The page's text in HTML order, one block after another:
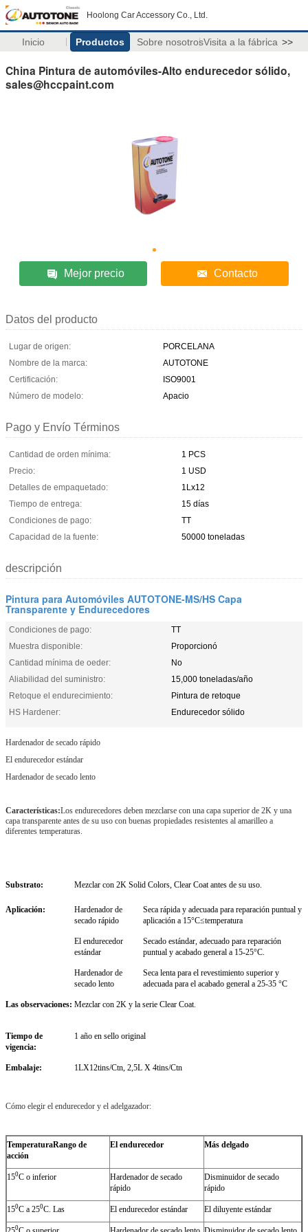
Hoolong Car Accessory Co., Ltd.
Inicio Productos Sobre nosotrosVisita a la fábrica >>
China Pintura de automóviles-Alto endurecedor sólido,
sales@hccpaint.com
Mejor precio Contacto
Datos del producto
Lugar de origen:
PORCELANA
Nombre de la marca:
AUTOTONE
Certificación:
ISO9001
Número de modelo:
Apacio
Pago y Envío Términos
Cantidad de orden mínima:
1 PCS
Precio:
1 USD
Detalles de empaquetado:
1Lx12
Tiempo de entrega:
15 días
Condiciones de pago:
TT
Capacidad de la fuente:
50000 toneladas
descripción
Pintura para Automóviles AUTOTONE-MS/HS Capa
Transparente y Endurecedores
Condiciones de pago:
TT
Muestra disponible:
Proporcionó
Cantidad mínima de oeder:
No
Aliabilidad del suministro:
15,000 toneladas/año
Retoque el endurecimiento:
Pintura de retoque
HS Hardener:
Endurecedor sólido
Hardenador de secado rápido
El endurecedor estándar
Hardenador de secado lento
Características:Los endurecedores deben mezclarse con una capa superior de 2K y una
capa transparente antes de su uso con buenas propiedades resistentes al amarilleo a
diferentes temperaturas.
Substrato: Mezclar con 2K Solid Colors, Clear Coat antes de su uso.
Aplicación:
Hardenador de
secado rápido
Seca rápida y adecuada para reparación puntual y
aplicación a 15°C≤temperatura
El endurecedor
estándar
Secado estándar, adecuado para reparación
puntual y acabado general a 15-25°C.
Hardenador de
secado lento
Seca lenta para el revestimiento superior y
adecuada para el acabado general a 25-35 °C
Las observaciones: Mezclar con 2K y la serie Clear Coat.
Tiempo de
vigencia:
1 año en sello original
Embalaje: 1LX12tins/Ctn, 2,5L X 4tins/Ctn
Cómo elegir el endurecedor y el adelgazador:
TemperaturaRango de
acción
El endurecedor Más delgado
150C o inferior
Hardenador de secado
rápido
Disminuidor de secado
rápido
150C a 250C. Las El endurecedor estándar El diluyente estándar
0